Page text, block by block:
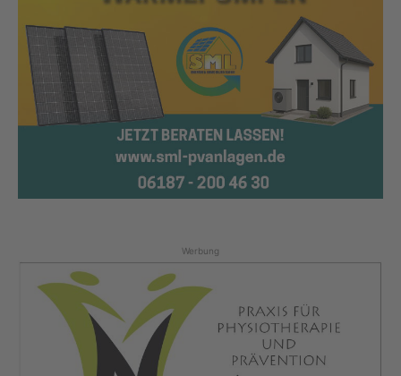
Werbung